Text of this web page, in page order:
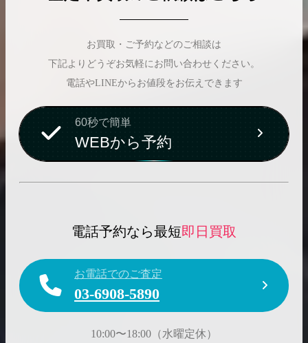
お買取・ご予約などのご相談は
下記よりどうぞお気軽にお問い合わせください。
電話やLINEからお値段をお伝えできます
60秒で簡単
WEBから予約
電話予約なら最短即日買取
お電話でのご査定
03-6908-5890
10:00〜18:00（水曜定休）